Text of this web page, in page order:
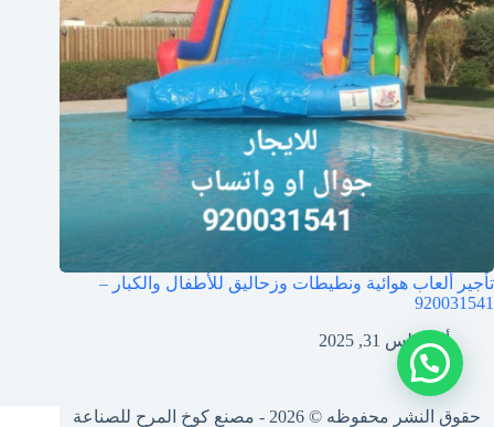
تأجير ألعاب هوائية ونطيطات وزحاليق للأطفال والكبار –
920031541
أغسطس 31, 2025
حقوق النشر محفوظه © 2026 - مصنع كوخ المرح للصناعة